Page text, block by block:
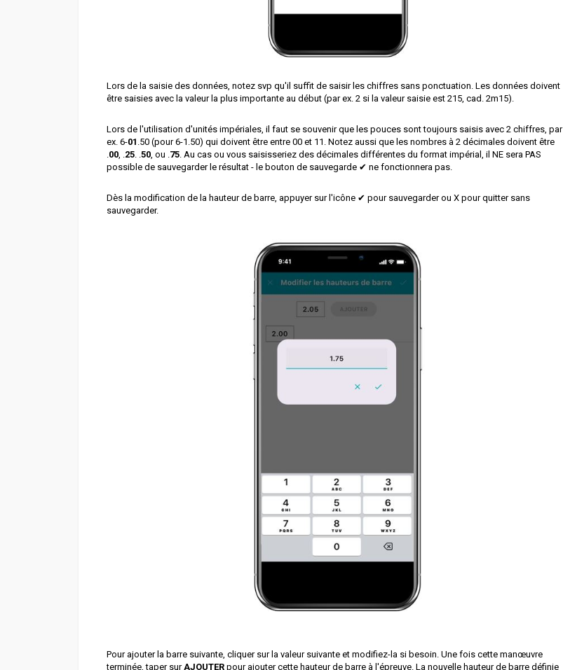
Lors de la saisie des données, notez svp qu'il suffit de saisir les chiffres sans ponctuation. Les données doivent
être saisies avec la valeur la plus importante au début (par ex. 2 si la valeur saisie est 215, cad. 2m15).
Lors de l'utilisation d'unités impériales, il faut se souvenir que les pouces sont toujours saisis avec 2 chiffres, par
ex. 6-01 .50 (pour 6-1.50) qui doivent être entre 00 et 11. Notez aussi que les nombres à 2 décimales doivent être
.00, .25. .50, ou .75. Au cas ou vous saisisseriez des décimales différentes du format impérial, il NE sera PAS
possible de sauvegarder le résultat - le bouton de sauvegarde ✔ ne fonctionnera pas.
Dès la modification de la hauteur de barre, appuyer sur l'icône ✔ pour sauvegarder ou X pour quitter sans
sauvegarder.
Pour ajouter la barre suivante, cliquer sur la valeur suivante et modifiez-la si besoin. Une fois cette manœuvre
terminée, taper surAJOUTER pour ajouter cette hauteur de barre à l'épreuve. La nouvelle hauteur de barre définie